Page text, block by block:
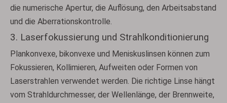
die numerische Apertur, die Auflösung, den Arbeitsabstand
und die Aberrationskontrolle.
3. Laserfokussierung und Strahlkonditionierung
Plankonvexe, bikonvexe und Meniskuslinsen können zum
Fokussieren, Kollimieren, Aufweiten oder Formen von
Laserstrahlen verwendet werden. Die richtige Linse hängt
vom Strahldurchmesser, der Wellenlänge, der Brennweite,